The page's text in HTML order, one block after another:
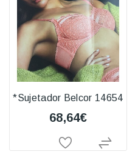
*Sujetador Belcor 14654
68,64€